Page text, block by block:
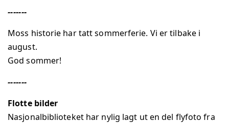
-------
Moss historie har tatt sommerferie. Vi er tilbake i
august.
God sommer!
-------
Flotte bilder
Nasjonalbiblioteket har nylig lagt ut en del flyfoto fra